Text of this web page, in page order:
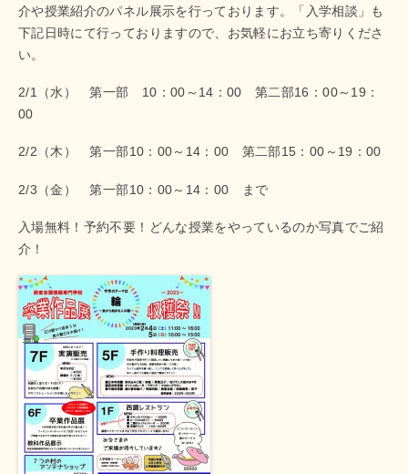
介や授業紹介のパネル展示を行っております。「入学相談」も
下記日時にて行っておりますので、お気軽にお立ち寄りくださ
い。
2/1（水） 第一部 10：00～14：00 第二部16：00～19：
00
2/2（木） 第一部10：00～14：00 第二部15：00～19：00
2/3（金） 第一部10：00～14：00 まで
入場無料！予約不要！どんな授業をやっているのか写真でご紹
介！